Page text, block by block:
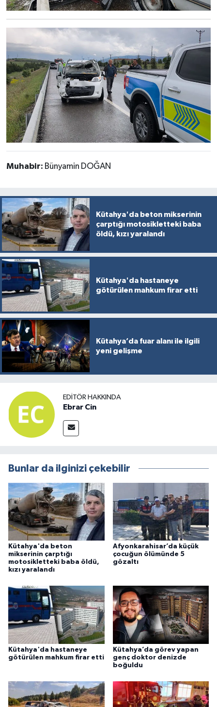
Muhabir: Bünyamin DOĞAN
Kütahya'da beton mikserinin
çarptığı motosikletteki baba
öldü, kızı yaralandı
Kütahya'da hastaneye
götürülen mahkum firar etti
Kütahya’da fuar alanı ile ilgili
yeni gelişme
EDITÖR HAKKINDA
Ebrar Cin
Bunlar da ilginizi çekebilir
Kütahya'da beton
mikserinin çarptığı
motosikletteki baba öldü,
kızı yaralandı
Afyonkarahisar’da küçük
çocuğun ölümünde 5
gözaltı
Kütahya'da hastaneye
götürülen mahkum firar etti
Kütahya’da görev yapan
genç doktor denizde
boğuldu